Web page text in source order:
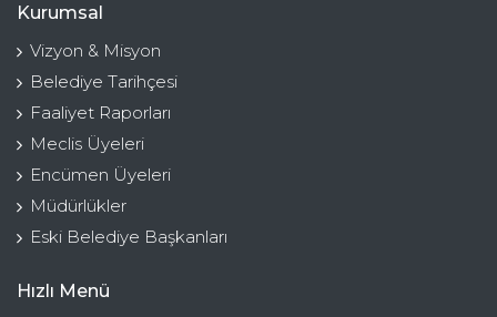
Kurumsal
Vizyon & Misyon
Belediye Tarihçesi
Faaliyet Raporları
Meclis Üyeleri
Encümen Üyeleri
Müdürlükler
Eski Belediye Başkanları
Hızlı Menü